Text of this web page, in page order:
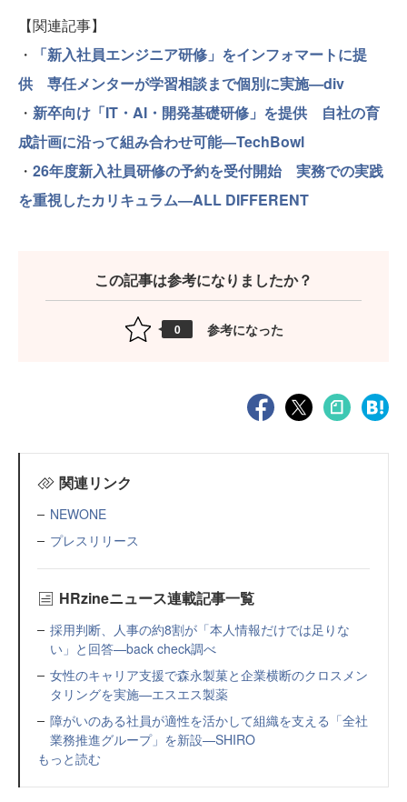
【関連記事】
・
「新入社員エンジニア研修」をインフォマートに提
供 専任メンターが学習相談まで個別に実施—div
・ 新卒向け「IT・AI・開発基礎研修」を提供 自社の育
成計画に沿って組み合わせ可能—TechBowl
・ 26年度新入社員研修の予約を受付開始 実務での実践
を重視したカリキュラム—ALL DIFFERENT
この記事は参考になりましたか？
0 参考になった
関連リンク
NEWONE
プレスリリース
HRzineニュース連載記事一覧
採用判断、人事の約8割が「本人情報だけでは足りな
い」と回答—back check調べ
女性のキャリア支援で森永製菓と企業横断のクロスメン
タリングを実施—エスエス製薬
障がいのある社員が適性を活かして組織を支える「全社
業務推進グループ」を新設—SHIRO
もっと読む